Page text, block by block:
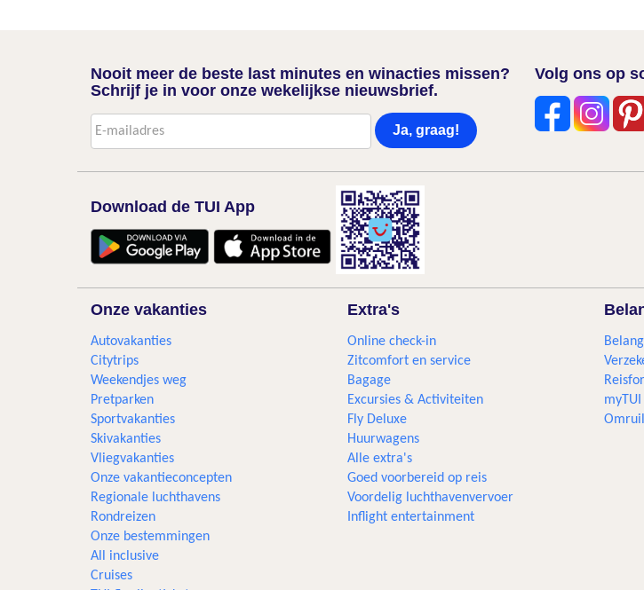
Nooit meer de beste last minutes en winacties missen?
Schrijf je in voor onze wekelijkse nieuwsbrief.
Ja, graag!
Volg ons op
Download de TUI App
Onze vakanties
Autovakanties
Citytrips
Weekendjes weg
Pretparken
Sportvakanties
Skivakanties
Vliegvakanties
Onze vakantieconcepten
Regionale luchthavens
Rondreizen
Onze bestemmingen
All inclusive
Cruises
Extra's
Online check-in
Zitcomfort en service
Bagage
Excursies & Activiteiten
Fly Deluxe
Huurwagens
Alle extra's
Goed voorbereid op reis
Voordelig luchthavenvervoer
Inflight entertainment
myTUI